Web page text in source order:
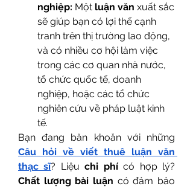
nghiệp: Một luận văn xuất sắc
sẽ giúp bạn có lợi thế cạnh
tranh trên thị trường lao động,
và có nhiều cơ hội làm việc
trong các cơ quan nhà nước,
tổ chức quốc tế, doanh
nghiệp, hoặc các tổ chức
nghiên cứu về pháp luật kinh
tế.
Câu hỏi về viết thuê luận văn
thạc sĩ? Liệu chi phí
Chất lượng bài luận có đảm bảo